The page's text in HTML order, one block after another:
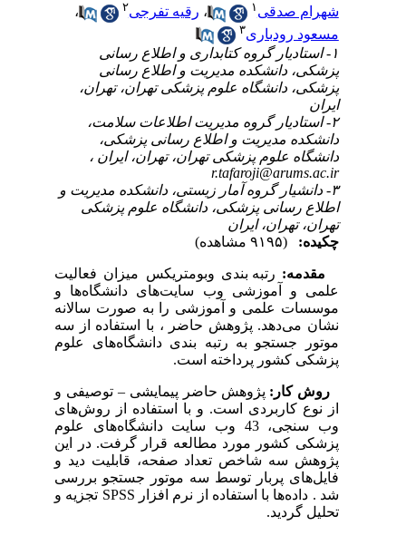
شهرام صدقی
،رقیه تفرجی
،
مسعود رودباری
۱- استادیار گروه کتابداری و اطلاع رسانی
پزشکی، دانشکده مدیریت و اطلاع رسانی
پزشکی، دانشگاه علوم پزشکی تهران، تهران،
ایران
۲- استادیار گروه مدیریت اطلاعات سلامت،
دانشکده مدیریت و اطلاع رسانی پزشکی،
دانشگاه علوم پزشکی تهران، تهران، ایران ،
r.tafaroji@arums.ac.ir
۳- دانشیار گروه آمار زیستی، دانشکده مدیریت و
اطلاع رسانی پزشکی، دانشگاه علوم پزشکی
تهران، تهران، ایران
چکیده:
مقدمه:رتبه بندی وبومتریکس میزان فعالیت
علمی و آموزشی وب سایت‌های دانشگاه‌ها و
موسسات علمی و آموزشی را به صورت سالانه
نشان می‌دهد. پژوهش حاضر ، با استفاده از سه
موتور جستجو به رتبه بندی دانشگاه‌های علوم
پزشکی کشور پرداخته است.
روش کار: پژوهش حاضر پیمایشی – توصیفی و
از نوع کاربردی است. و با استفاده از روش‌های
وب سنجی، 43 وب سایت دانشگاه‌های علوم
پزشکی کشور مورد مطالعه قرار گرفت. در این
پژوهش سه شاخص تعداد صفحه، قابلیت دید و
فایل‌های پربار توسط سه موتور جستجو بررسی
شد .
داده‌ها با استفاده از نرم افزار SPSS تجزیه و
تحلیل گردید.